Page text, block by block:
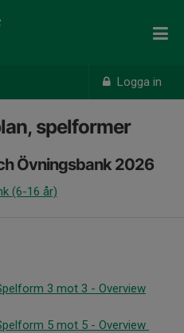
Logga in
spelformer
Övningsbank 2026
(6-16 år)
3 mot 3 - Overview
5 mot 5 - Overview